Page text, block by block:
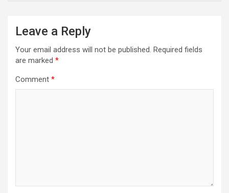
Leave a Reply
Your email address will not be published. Required fields
are marked *
Comment *